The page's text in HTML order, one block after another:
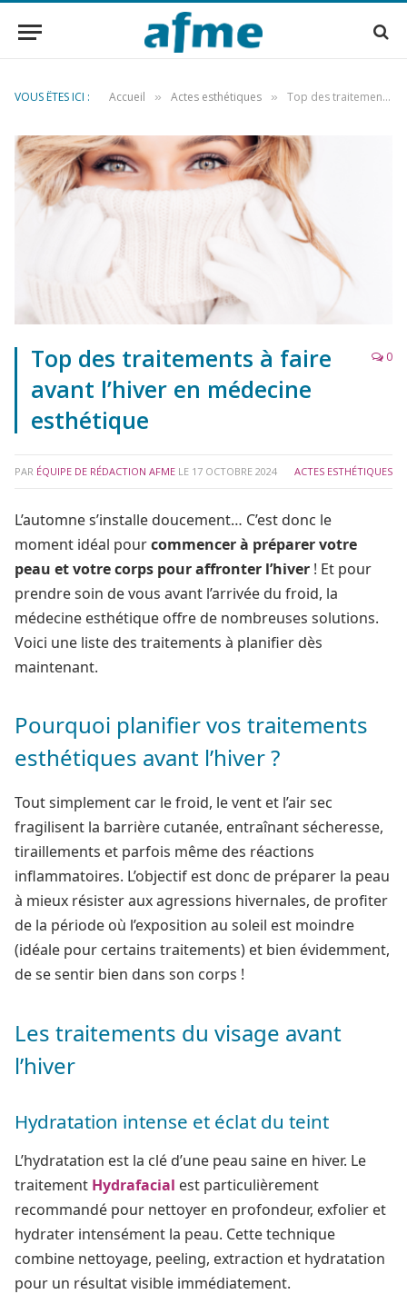
VOUS ÊTES ICI : Accueil » Actes esthétiques » Top des traitements à faire avant l’hiver en médecine esthétique
Top des traitements à faire
avant l’hiver en médecine
esthétique
0
PAR ÉQUIPE DE RÉDACTION AFME LE 17 OCTOBRE 2024 ACTES ESTHÉTIQUES
L’automne s’installe doucement… C’est donc le
moment idéal pourcommencer à préparer votre
peau et votre corps pour affronter l’hiver ! Et pour
prendre soin de vous avant l’arrivée du froid, la
médecine esthétique offre de nombreuses solutions.
Voici une liste des traitements à planifier dès
maintenant.
Pourquoi planifier vos traitements
esthétiques avant l’hiver ?
Tout simplement car le froid, le vent et l’air sec
fragilisent la barrière cutanée, entraînant sécheresse,
tiraillements et parfois même des réactions
inflammatoires. L’objectif est donc de préparer la peau
à mieux résister aux agressions hivernales, de profiter
de la période où l’exposition au soleil est moindre
(idéale pour certains traitements) et bien évidemment,
de se sentir bien dans son corps !
Les traitements du visage avant
l’hiver
Hydratation intense et éclat du teint
L’hydratation est la clé d’une peau saine en hiver. Le
traitement Hydrafacial est particulièrement
recommandé pour nettoyer en profondeur, exfolier et
hydrater intensément la peau. Cette technique
combine nettoyage, peeling, extraction et hydratation
pour un résultat visible immédiatement.